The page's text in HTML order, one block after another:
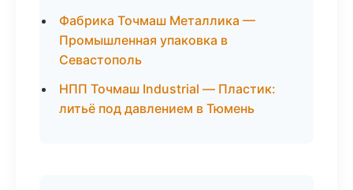
Фабрика Точмаш Металлика —
Промышленная упаковка в
Севастополь
НПП Точмаш Industrial — Пластик:
литьё под давлением в Тюмень